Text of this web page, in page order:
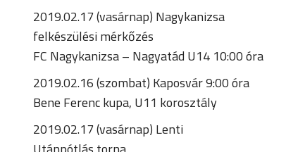
2019.02.17 (vasárnap) Nagykanizsa
felkészülési mérkőzés
FC Nagykanizsa – Nagyatád U14 10:00 óra
2019.02.16 (szombat) Kaposvár 9:00 óra
Bene Ferenc kupa, U11 korosztály
2019.02.17 (vasárnap) Lenti